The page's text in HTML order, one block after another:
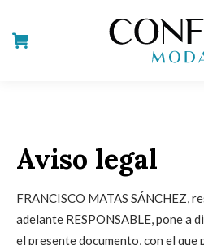
Aviso legal
FRANCISCO MATAS SÁNCHEZ,
adelante RESPONSABLE, pone a
el presente documento, con el